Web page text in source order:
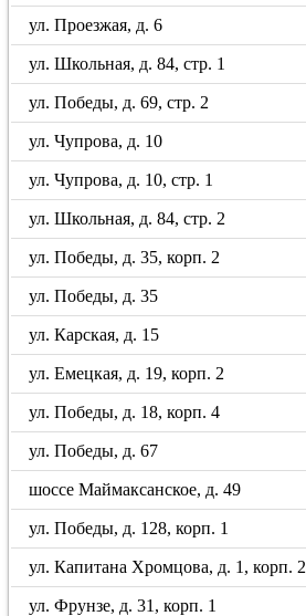
ул. Проезжая, д. 6
ул. Школьная, д. 84, стр. 1
ул. Победы, д. 69, стр. 2
ул. Чупрова, д. 10
ул. Чупрова, д. 10, стр. 1
ул. Школьная, д. 84, стр. 2
ул. Победы, д. 35, корп. 2
ул. Победы, д. 35
ул. Карская, д. 15
ул. Емецкая, д. 19, корп. 2
ул. Победы, д. 18, корп. 4
ул. Победы, д. 67
шоссе Маймаксанское, д. 49
ул. Победы, д. 128, корп. 1
ул. Капитана Хромцова, д. 1, корп. 2
ул. Фрунзе, д. 31, корп. 1